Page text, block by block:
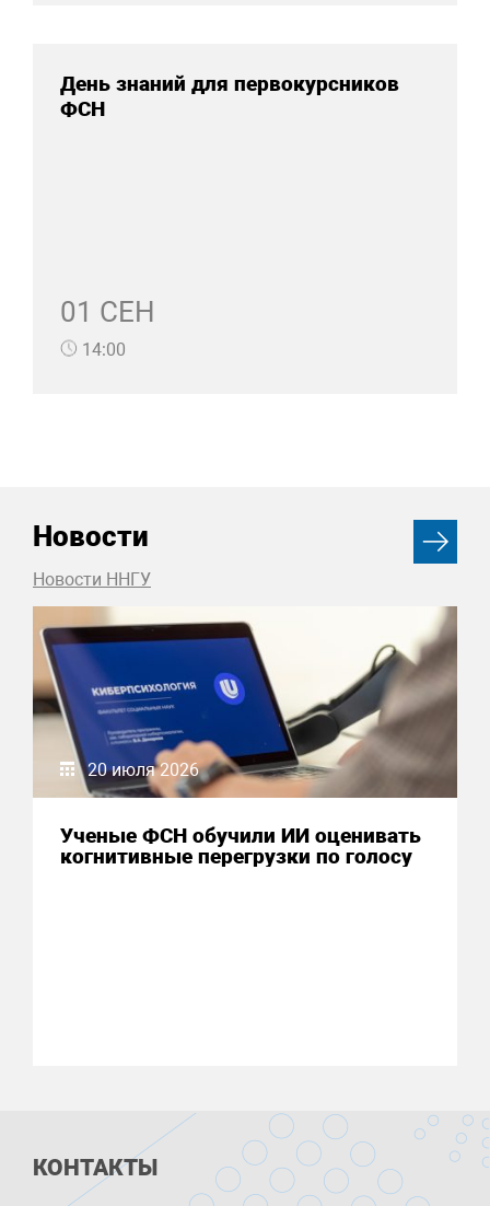
День знаний для первокурсников
ФСН
01 СЕН
14:00
Новости
Новости ННГУ
20 июля 2026
Ученые ФСН обучили ИИ оценивать
когнитивные перегрузки по голосу
КОНТАКТЫ